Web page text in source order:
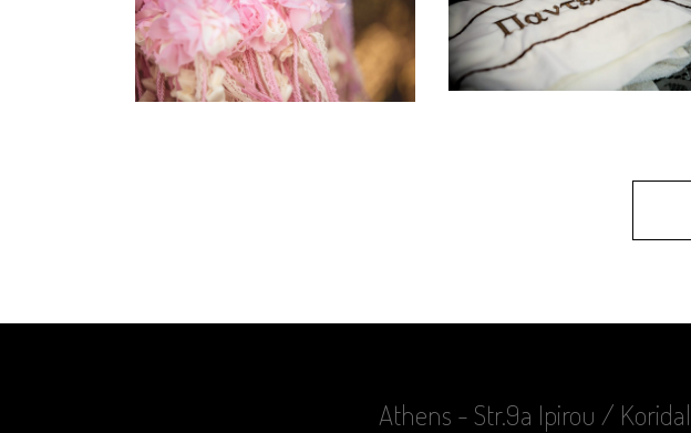
Athens - Str.9a Ipirou /